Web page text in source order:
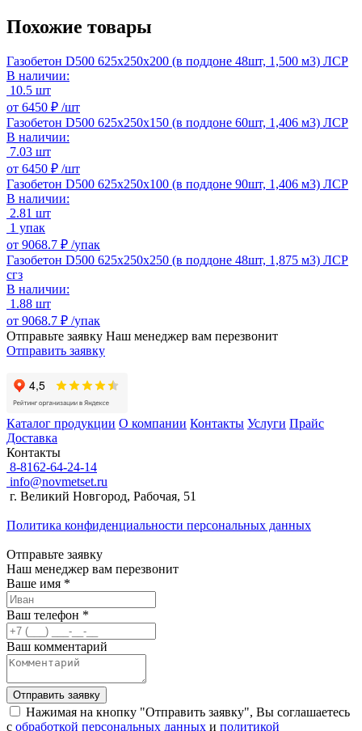
Похожие товары
Газобетон D500 625х250х200 (в поддоне 48шт, 1,500 м3) ЛСР
В наличии:
10.5 шт
от 6450 ₽ /шт
Газобетон D500 625х250х150 (в поддоне 60шт, 1,406 м3) ЛСР
В наличии:
7.03 шт
от 6450 ₽ /шт
Газобетон D500 625х250х100 (в поддоне 90шт, 1,406 м3) ЛСР
В наличии:
2.81 шт
1 упак
от 9068.7 ₽ /упак
Газобетон D500 625х250х250 (в поддоне 48шт, 1,875 м3) ЛСР
сгз
В наличии:
1.88 шт
от 9068.7 ₽ /упак
Отправьте заявку Наш менеджер вам перезвонит
Отправить заявку
Каталог продукции О компании Контакты Услуги Прайс
Доставка
Контакты
8-8162-64-24-14
info@novmetset.ru
г. Великий Новгород, Рабочая, 51
Политика конфиденциальности персональных данных
Отправьте заявку
Наш менеджер вам перезвонит
Ваше имя *
Ваш телефон *
Ваш комментарий
Отправить заявку
Нажимая на кнопку "Отправить заявку", Вы соглашаетесь
с обработкой персональных данных и политикой